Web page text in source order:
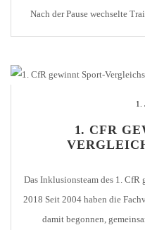
Nach der Pause wechselte
1.
1. CFR
Das Inklusionsteam des 1.
2018 Seit 2004 haben die
damit begonnen,